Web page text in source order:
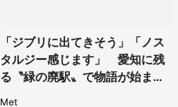
「ジブリに出てきそう」「ノス
タルジー感じます」 愛知に残
る〝緑の廃駅〟で物語が始まり
Met